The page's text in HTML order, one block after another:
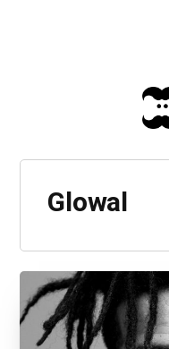
Glowal